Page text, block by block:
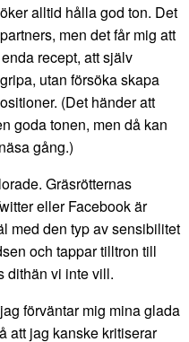
alltid hålla god ton. Det
men det får mig att
recept, att själv
utan försöka skapa
(Det händer att
goda tonen, men då kan
gång.)
Gräsrötternas
eller Facebook är
med den typ av sensibilitet
och tappar tilltron till
dithän vi inte vill.
förväntar mig mina glada
att jag kanske kritiserar